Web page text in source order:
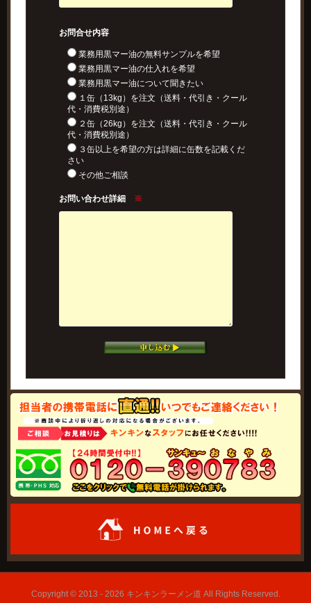
お問合せ内容
業務用黒マー油の無料サンプルを希望
業務用黒マー油の仕入れを希望
業務用黒マー油について聞きたい
１缶（13kg）を注文（送料・代引き・クール
代・消費税別途）
２缶（26kg）を注文（送料・代引き・クール
代・消費税別途）
３缶以上を希望の方は詳細に缶数を記載くだ
さい
その他ご相談
お問い合わせ詳細 ※
Copyright © 2013 - 2026 キンキンラーメン道 All Rights Reserved.